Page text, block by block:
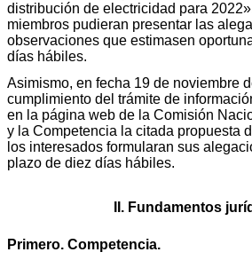
distribución de electricidad para
miembros pudieran presentar las
observaciones que estimasen
días hábiles.
Asimismo, en fecha 19 de noviembre
cumplimiento del trámite de
en la página web de la Comisión
y la Competencia la citada propuesta
los interesados formularan sus
plazo de diez días hábiles.
II. Fundamentos
Primero. Competencia.